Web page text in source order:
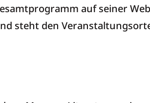
auf seiner
steht den